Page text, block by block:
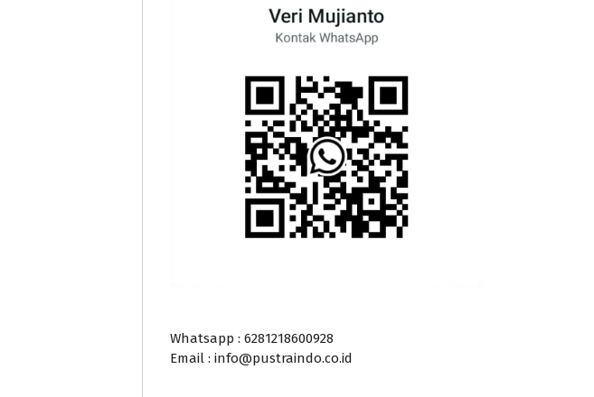
Whatsapp : 6281218600928
Email : info@pustraindo.co.id